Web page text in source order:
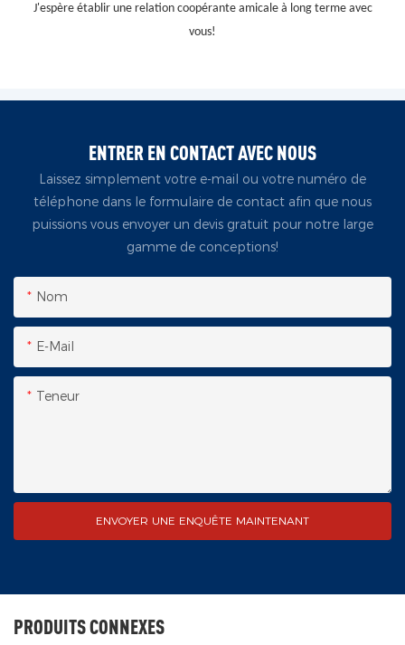
J'espère établir une relation coopérante amicale à long terme avec
vous!
ENTRER EN CONTACT AVEC NOUS
Laissez simplement votre e-mail ou votre numéro de
téléphone dans le formulaire de contact afin que nous
puissions vous envoyer un devis gratuit pour notre large
gamme de conceptions!
Nom
E-Mail
Teneur
ENVOYER UNE ENQUÊTE MAINTENANT
PRODUITS CONNEXES